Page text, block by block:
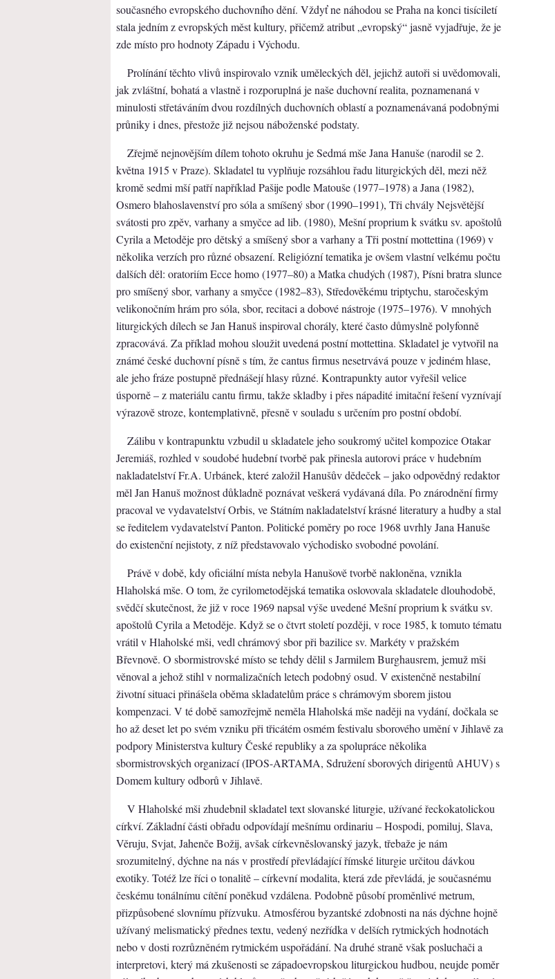
současného evropského duchovního dění. Vždyť ne náhodou se Praha na konci tisíciletí
stala jedním z evropských měst kultury, přičemž atribut „evropský“ jasně vyjadřuje, že je
zde místo pro hodnoty Západu i Východu.
Prolínání těchto vlivů inspirovalo vznik uměleckých děl, jejichž autoři si uvědomovali,
jak zvláštní, bohatá a vlastně i rozporuplná je naše duchovní realita, poznamenaná v
minulosti střetáváním dvou rozdílných duchovních oblastí a poznamenávaná podobnými
průniky i dnes, přestože již nejsou náboženské podstaty.
Zřejmě nejnovějším dílem tohoto okruhu je Sedmá mše Jana Hanuše (narodil se 2.
května 1915 v Praze). Skladatel tu vyplňuje rozsáhlou řadu liturgických děl, mezi něž
kromě sedmi mší patří například Pašije podle Matouše (1977–1978) a Jana (1982),
Osmero blahoslavenství pro sóla a smíšený sbor (1990–1991), Tři chvály Nejsvětější
svátosti pro zpěv, varhany a smyčce ad lib. (1980), Mešní proprium k svátku sv. apoštolů
Cyrila a Metoděje pro dětský a smíšený sbor a varhany a Tři postní mottettina (1969) v
několika verzích pro různé obsazení. Religiózní tematika je ovšem vlastní velkému počtu
dalších děl: oratoriím Ecce homo (1977–80) a Matka chudých (1987), Písni bratra slunce
pro smíšený sbor, varhany a smyčce (1982–83), Středověkému triptychu, staročeským
velikonočním hrám pro sóla, sbor, recitaci a dobové nástroje (1975–1976). V mnohých
liturgických dílech se Jan Hanuš inspiroval chorály, které často důmyslně polyfonně
zpracovává. Za příklad mohou sloužit uvedená postní mottettina. Skladatel je vytvořil na
známé české duchovní písně s tím, že cantus firmus nesetrvává pouze v jediném hlase,
ale jeho fráze postupně přednášejí hlasy různé. Kontrapunkty autor vyřešil velice
úsporně – z materiálu cantu firmu, takže skladby i přes nápadité imitační řešení vyznívají
výrazově stroze, kontemplativně, přesně v souladu s určením pro postní období.
Zálibu v kontrapunktu vzbudil u skladatele jeho soukromý učitel kompozice Otakar
Jeremiáš, rozhled v soudobé hudební tvorbě pak přinesla autorovi práce v hudebním
nakladatelství Fr.A. Urbánek, které založil Hanušův dědeček – jako odpovědný redaktor
měl Jan Hanuš možnost důkladně poznávat veškerá vydávaná díla. Po znárodnění firmy
pracoval ve vydavatelství Orbis, ve Státním nakladatelství krásné literatury a hudby a stal
se ředitelem vydavatelství Panton. Politické poměry po roce 1968 uvrhly Jana Hanuše
do existenční nejistoty, z níž představovalo východisko svobodné povolání.
Právě v době, kdy oficiální místa nebyla Hanušově tvorbě nakloněna, vznikla
Hlaholská mše. O tom, že cyrilometodějská tematika oslovovala skladatele dlouhodobě,
svědčí skutečnost, že již v roce 1969 napsal výše uvedené Mešní proprium k svátku sv.
apoštolů Cyrila a Metoděje. Když se o čtvrt století později, v roce 1985, k tomuto tématu
vrátil v Hlaholské mši, vedl chrámový sbor při bazilice sv. Markéty v pražském
Břevnově. O sbormistrovské místo se tehdy dělil s Jarmilem Burghausrem, jemuž mši
věnoval a jehož stihl v normalizačních letech podobný osud. V existenčně nestabilní
životní situaci přinášela oběma skladatelům práce s chrámovým sborem jistou
kompenzaci. V té době samozřejmě neměla Hlaholská mše naději na vydání, dočkala se
ho až deset let po svém vzniku při třicátém osmém festivalu sborového umění v Jihlavě za
podpory Ministerstva kultury České republiky a za spolupráce několika
sbormistrovských organizací (IPOS-ARTAMA, Sdružení sborových dirigentů AHUV) s
Domem kultury odborů v Jihlavě.
V Hlaholské mši zhudebnil skladatel text slovanské liturgie, užívané řeckokatolickou
církví. Základní části obřadu odpovídají mešnímu ordinariu – Hospodi, pomiluj, Slava,
Věruju, Svjat, Jahenče Božij, avšak církevněslovanský jazyk, třebaže je nám
srozumitelný, dýchne na nás v prostředí převládající římské liturgie určitou dávkou
exotiky. Totéž lze říci o tonalitě – církevní modalita, která zde převládá, je současnému
českému tonálnímu cítění poněkud vzdálena. Podobně působí proměnlivé metrum,
přizpůsobené slovnímu přízvuku. Atmosférou byzantské zdobnosti na nás dýchne hojně
užívaný melismatický přednes textu, vedený nezřídka v delších rytmických hodnotách
nebo v dosti rozrůzněném rytmickém uspořádání. Na druhé straně však posluchači a
interpretovi, který má zkušenosti se západoevropskou liturgickou hudbou, neujde poměr